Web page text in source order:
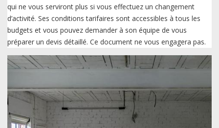
qui ne vous serviront plus si vous effectuez un changement
d’activité. Ses conditions tarifaires sont accessibles à tous les
budgets et vous pouvez demander à son équipe de vous
préparer un devis détaillé. Ce document ne vous engagera pas.